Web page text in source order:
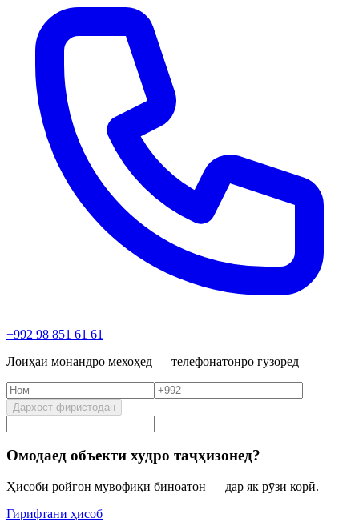
+992 98 851 61 61
Лоиҳаи монандро мехоҳед — телефонатонро гузоред
Дархост фиристодан
Омодаед объекти худро таҷҳизонед?
Ҳисоби ройгон мувофиқи биноатон — дар як рӯзи корӣ.
Гирифтани ҳисоб